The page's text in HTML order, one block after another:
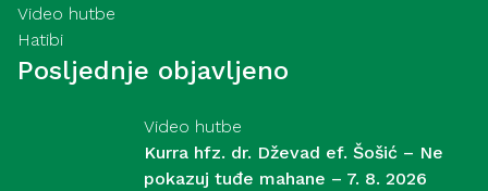
Video hutbe
Hatibi
Posljednje objavljeno
Video hutbe
Kurra hfz. dr. Dževad ef. Šošić – Ne
pokazuj tuđe mahane – 7. 8. 2026